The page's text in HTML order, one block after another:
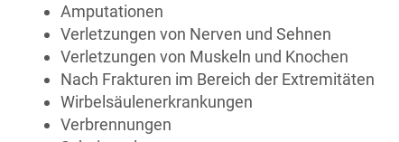
Amputationen
Verletzungen von Nerven und Sehnen
Verletzungen von Muskeln und Knochen
Nach Frakturen im Bereich der Extremitäten
Wirbelsäulenerkrankungen
Verbrennungen